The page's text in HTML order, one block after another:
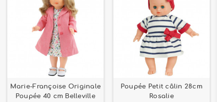
Marie-Françoise Originale
Poupée 40 cm Belleville
Poupée Petit câlin 28cm
Rosalie